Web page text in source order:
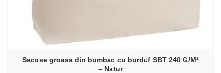
Sacose groasa din bumbac cu burduf SBT 240 G/M²
– Natur